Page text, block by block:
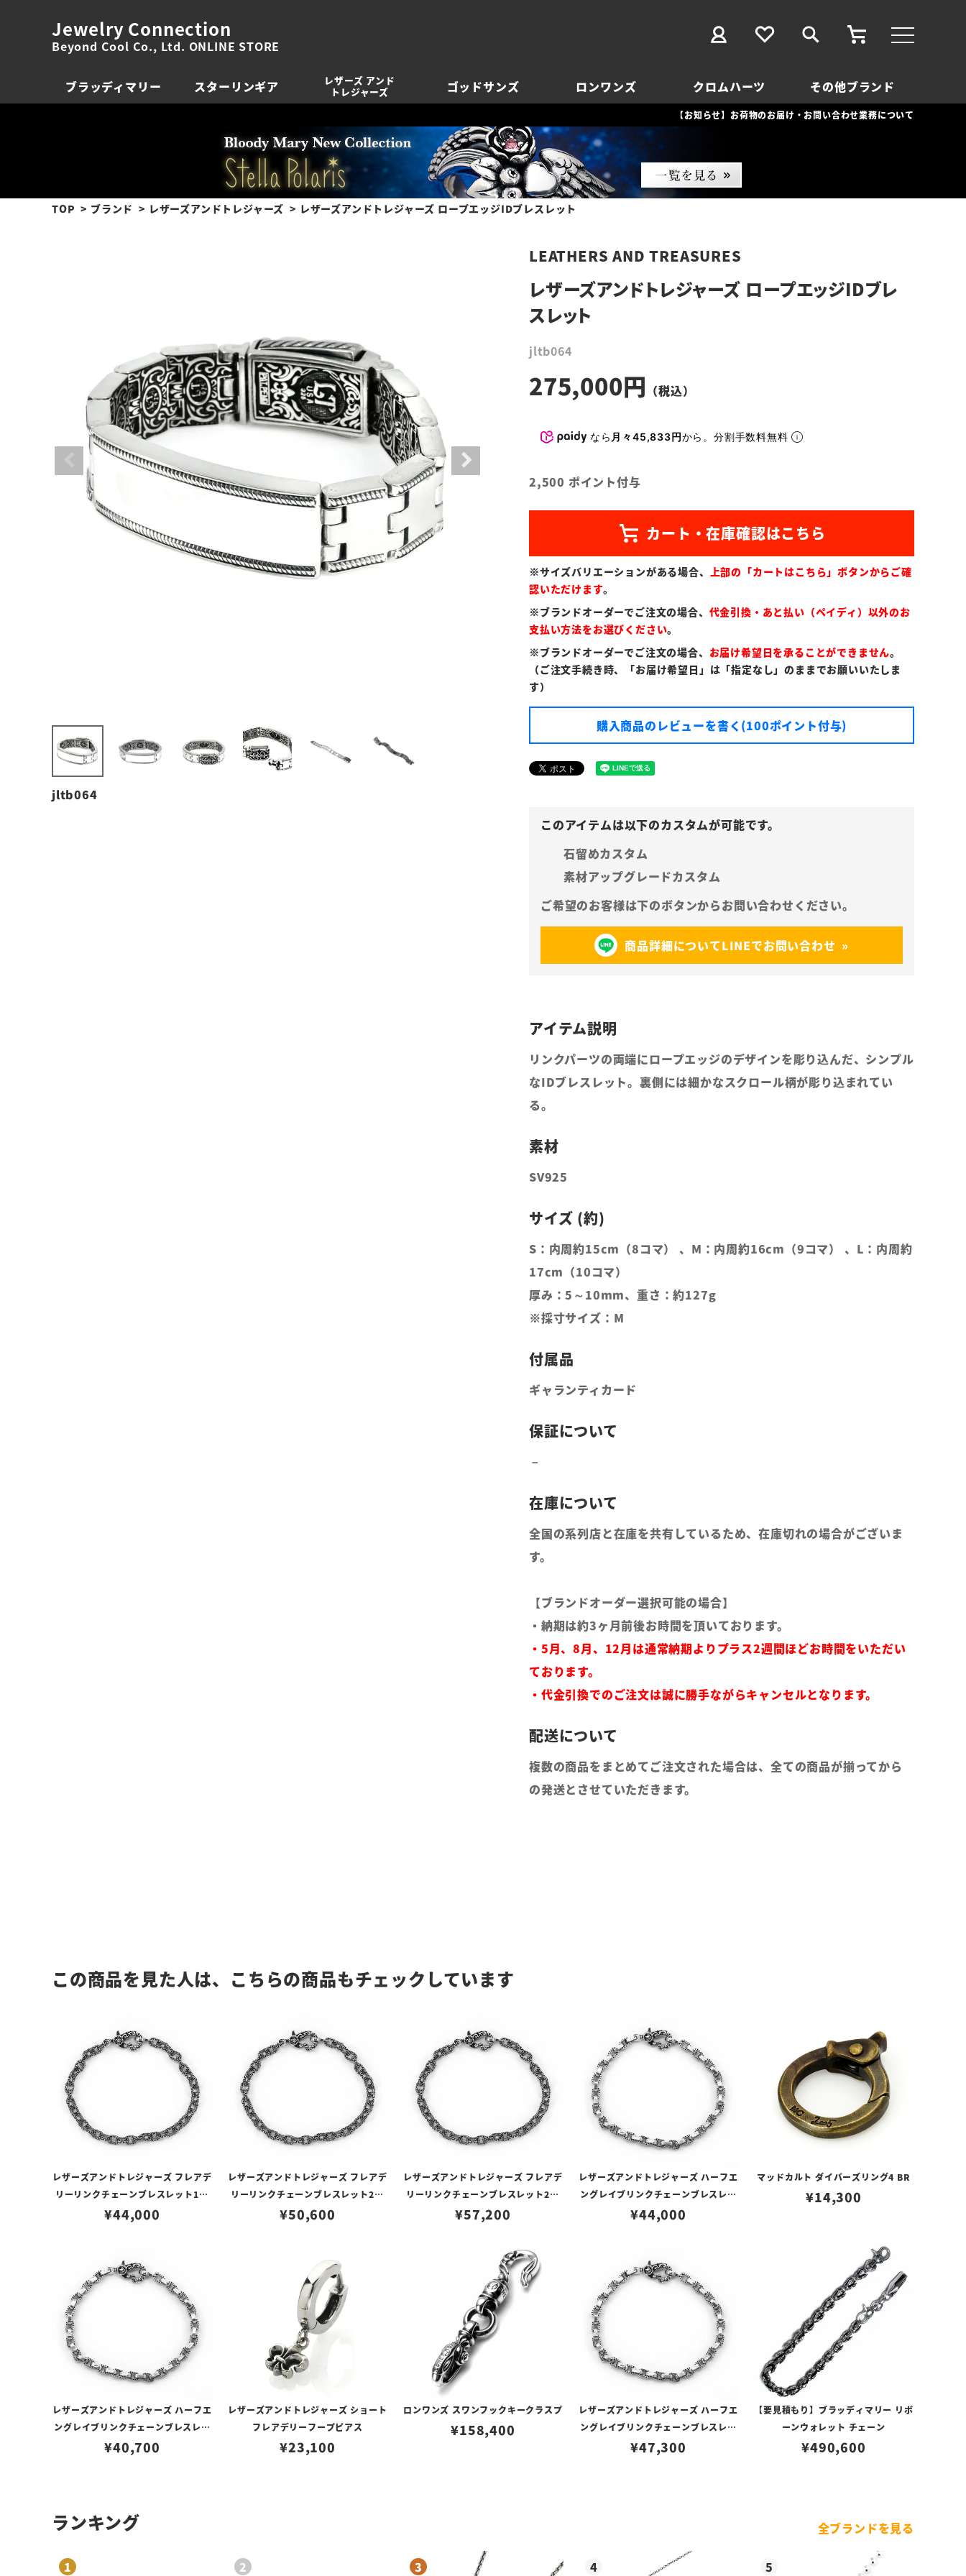
Jewelry Connection
Beyond Cool Co., Ltd. ONLINE STORE
ブラッディマリー スターリンギア
レザーズ アンド
トレジャーズ
ゴッドサンズ ロンワンズ クロムハーツ その他ブランド
【お知らせ】お荷物のお届け・お問い合わせ業務について
TOP ブランド レザーズアンドトレジャーズ レザーズアンドトレジャーズ ロープエッジIDブレスレット
jltb064
LEATHERS AND TREASURES
レザーズアンドトレジャーズ ロープエッジIDブレ
スレット
jltb064
275,000
なら 月々45,833円から。分割手数料無料
2,500 ポイント付与
※サイズバリエーションがある場合、
上部の「カートはこちら」ボタンからご確
認いただけます。
※ブランドオーダーでご注文の場合、 代金引換・あと払い（ペイディ）以外のお
支払い方法をお選びください。
※ブランドオーダーでご注文の場合、 お届け希望日を承ることができません。
（ご注文手続き時、「お届け希望日」は「指定なし」のままでお願いいたしま
す）
購入商品のレビューを書く(100ポイント付与)
石留めカスタム
素材アップグレードカスタム
商品詳細についてLINEでお問い合わせ
リンクパーツの両端にロープエッジのデザインを彫り込んだ、シンプル
なIDブレスレット。裏側には細かなスクロール柄が彫り込まれてい
る。
SV925
S：内周約15cm（8コマ） 、M：内周約16cm（9コマ） 、L：内周約
17cm（10コマ）
厚み：5～10mm、重さ：約127g
※採寸サイズ：M
ギャランティカード
全国の系列店と在庫を共有しているため、在庫切れの場合がございま
す。
【ブランドオーダー選択可能の場合】
・納期は約3ヶ月前後お時間を頂いております。
・5月、8月、12月は通常納期よりプラス2週間ほどお時間をいただい
ております。
・代金引換でのご注文は誠に勝手ながらキャンセルとなります。
複数の商品をまとめてご注文された場合は、全ての商品が揃ってから
の発送とさせていただきます。
この商品を見た人は、こちらの商品もチェックしています
レザーズアンドトレジャーズ フレアデ
リーリンクチェーンブレスレット18c
m
¥44,000
レザーズアンドトレジャーズ フレアデ
リーリンクチェーンブレスレット20c
m
¥50,600
レザーズアンドトレジャーズ フレアデ
リーリンクチェーンブレスレット22c
m
¥57,200
レザーズアンドトレジャーズ ハーフエ
ングレイブリンクチェーンブレスレッ
ト 18cm
¥44,000
マッドカルト ダイバーズリング4 BR
¥14,300
レザーズアンドトレジャーズ ハーフエ
ングレイブリンクチェーンブレスレッ
ト 17cm
¥40,700
レザーズアンドトレジャーズ ショート
フレアデリーフープピアス
¥23,100
ロンワンズ スワンフックキークラスプ
¥158,400
レザーズアンドトレジャーズ ハーフエ
ングレイブリンクチェーンブレスレッ
ト 19cm
¥47,300
【要見積もり】ブラッディマリー リボ
ーンウォレット チェーン
¥490,600
ランキング 全ブランドを見る